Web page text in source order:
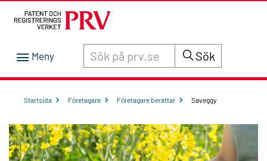
Sök innehåll på siten prv.se Sök
Startsida Företagare Företagare berättar Saveggy